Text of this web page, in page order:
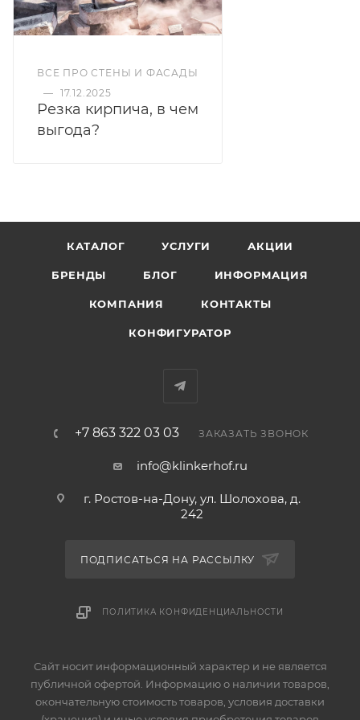
ВСЕ ПРО СТЕНЫ И ФАСАДЫ
— 17.12.2025
Резка кирпича, в чем
выгода?
КАТАЛОГ УСЛУГИ АКЦИИ
БРЕНДЫ БЛОГ ИНФОРМАЦИЯ
КОМПАНИЯ КОНТАКТЫ
КОНФИГУРАТОР
+7 863 322 03 03 ЗАКАЗАТЬ ЗВОНОК
info@klinkerhof.ru
г. Ростов-на-Дону, ул. Шолохова, д.
242
ПОДПИСАТЬСЯ НА РАССЫЛКУ
ПОЛИТИКА КОНФИДЕНЦИАЛЬНОСТИ
Сайт носит информационный характер и не является
публичной офертой. Информацию о наличии товаров,
окончательную стоимость товаров, условия доставки